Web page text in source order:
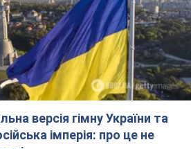
– 53: що
секс-
вигляд вони
не забував про